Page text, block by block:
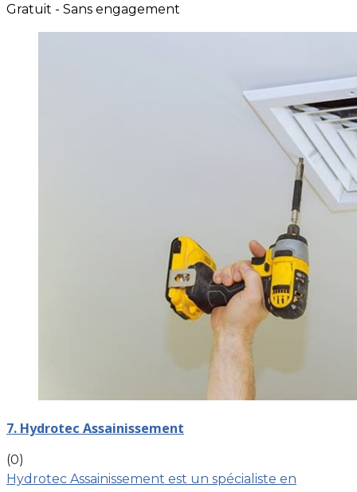
Gratuit - Sans engagement
7. Hydrotec Assainissement
(0)
Hydrotec Assainissement est un spécialiste en